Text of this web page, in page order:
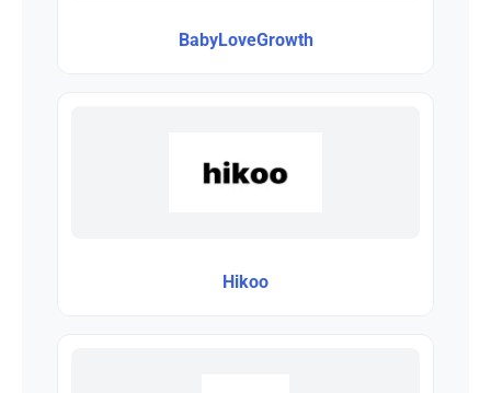
BabyLoveGrowth
Hikoo